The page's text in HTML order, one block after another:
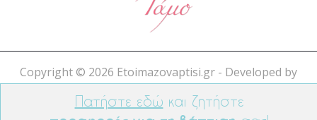
Copyright © 2026 Etoimazovaptisi.gr - Developed by
Πατήστε εδώ και ζητήστε